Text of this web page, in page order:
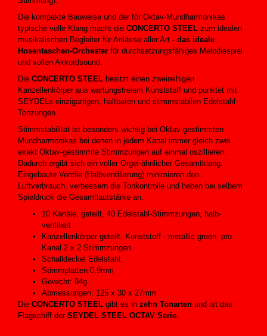
Die kompakte Bauweise und der für Oktav-Mundharmonikas
typische volle Klang macht die CONCERTO STEEL zum idealen
musikalischen Begleiter für Anlässe aller Art - das ideale
Hosentaschen-Orchester für durchsetzungsfähiges Melodiespiel
und vollen Akkordsound.
Die CONCERTO STEEL besitzt einen zweireihigen
Kanzellenkörper aus wartungsfreiem Kunststoff und punktet mit
SEYDELs einzigartigen, haltbaren und stimmstabilen Edelstahl-
Tonzungen.
Stimmstabilität ist besonders wichtig bei Oktav-gestimmten
Mundharmonikas bei denen in jedem Kanal immer gleich zwei
exakt Oktav-gestimmte Stimmzungen auf einmal oszillieren.
Dadurch ergibt sich ein voller Orgel-ähnlicher Gesamtklang.
Eingebaute Ventile (Halbventilierung) minimieren den
Luftverbrauch, verbessern die Tonkontrolle und heben bei selbem
Spieldruck die Gesamtlautstärke an.
10 Kanäle, geteilt, 40 Edelstahl-Stimmzungen, halb-
ventiliert
Kanzellenkörper geteilt, Kunststoff - metallic green, pro
Kanal 2 x 2 Stimmzungen
Schalldeckel Edelstahl,
Stimmplatten 0,9mm
Gewicht: 94g
Abmessungen: 125 x 30 x 27mm
Die CONCERTO STEEL gibt es in zehn Tonarten und ist das
Flagschiff der SEYDEL STEEL OCTAV Serie.